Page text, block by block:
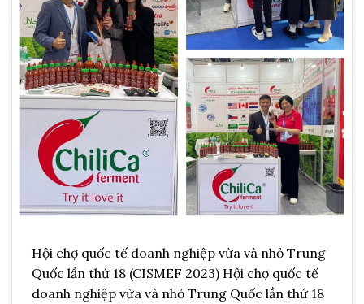
Hội chợ quốc tế doanh nghiệp vừa và nhỏ Trung
Quốc lần thứ 18 (CISMEF 2023) Hội chợ quốc tế
doanh nghiệp vừa và nhỏ Trung Quốc lần thứ 18